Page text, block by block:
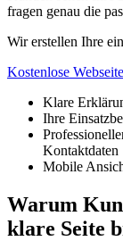
fragen genau die
Wir erstellen Ihre
Kostenlose
Klare
Ihre
Kontaktdaten
Mobile
Warum
klare Seite